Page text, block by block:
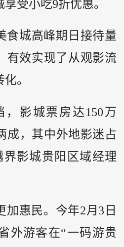
受小吃9折优惠。
食城高峰期日接待量
有效实现了从观影流
。
，影城票房达150万
成，其中外地影迷占
界影城贵阳区域经理
加惠民。今年2月3日
外游客在“一码游贵